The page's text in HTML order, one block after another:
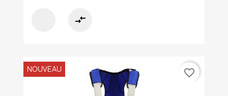
compare_arrows
NOUVEAU favorite_border